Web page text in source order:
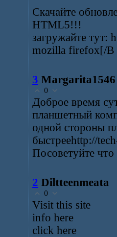
Скачайте
HTML5!!!
загружайте тут:
mozilla firefox[/B
3 Margarita1546
0
Доброе время
планшетный
одной стороны
быстрееhttp://
Посоветуйте
2 Diltteenmeata
0
Visit this site
info here
click here